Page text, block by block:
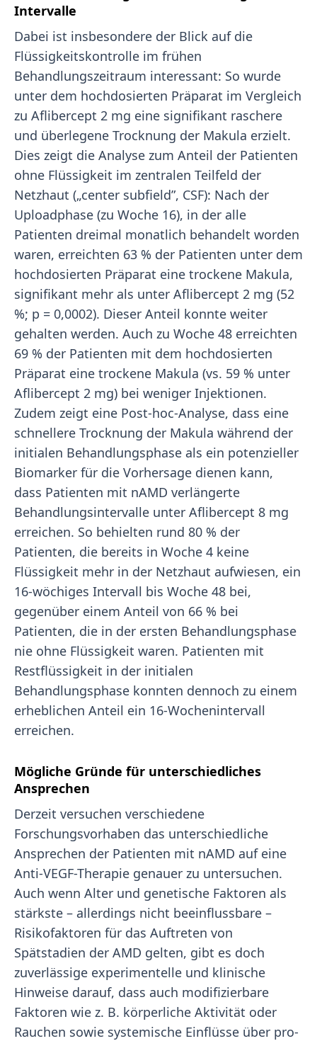
Intervalle
Dabei ist insbesondere der Blick auf die
Flüssigkeitskontrolle im frühen
Behandlungszeitraum interessant: So wurde
unter dem hochdosierten Präparat im Vergleich
zu Aflibercept 2 mg eine signifikant raschere
und überlegene Trocknung der Makula erzielt.
Dies zeigt die Analyse zum Anteil der Patienten
ohne Flüssigkeit im zentralen Teilfeld der
Netzhaut („center subfield”, CSF): Nach der
Uploadphase (zu Woche 16), in der alle
Patienten dreimal monatlich behandelt worden
waren, erreichten 63 % der Patienten unter dem
hochdosierten Präparat eine trockene Makula,
signifikant mehr als unter Aflibercept 2 mg (52
%; p = 0,0002). Dieser Anteil konnte weiter
gehalten werden. Auch zu Woche 48 erreichten
69 % der Patienten mit dem hochdosierten
Präparat eine trockene Makula (vs. 59 % unter
Aflibercept 2 mg) bei weniger Injektionen.
Zudem zeigt eine Post-hoc-Analyse, dass eine
schnellere Trocknung der Makula während der
initialen Behandlungsphase als ein potenzieller
Biomarker für die Vorhersage dienen kann,
dass Patienten mit nAMD verlängerte
Behandlungsintervalle unter Aflibercept 8 mg
erreichen. So behielten rund 80 % der
Patienten, die bereits in Woche 4 keine
Flüssigkeit mehr in der Netzhaut aufwiesen, ein
16-wöchiges Intervall bis Woche 48 bei,
gegenüber einem Anteil von 66 % bei
Patienten, die in der ersten Behandlungsphase
nie ohne Flüssigkeit waren. Patienten mit
Restflüssigkeit in der initialen
Behandlungsphase konnten dennoch zu einem
erheblichen Anteil ein 16-Wochenintervall
erreichen.
Mögliche Gründe für unterschiedliches
Ansprechen
Derzeit versuchen verschiedene
Forschungsvorhaben das unterschiedliche
Ansprechen der Patienten mit nAMD auf eine
Anti-VEGF-Therapie genauer zu untersuchen.
Auch wenn Alter und genetische Faktoren als
stärkste – allerdings nicht beeinflussbare –
Risikofaktoren für das Auftreten von
Spätstadien der AMD gelten, gibt es doch
zuverlässige experimentelle und klinische
Hinweise darauf, dass auch modifizierbare
Faktoren wie z. B. körperliche Aktivität oder
Rauchen sowie systemische Einflüsse über pro-